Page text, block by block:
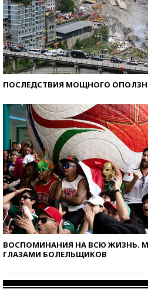
ПОСЛЕДСТВИЯ МОЩНОГО
ВОСПОМИНАНИЯ НА ВСЮ ЖИЗНЬ.
ГЛАЗАМИ БОЛЕЛЬЩИКОВ